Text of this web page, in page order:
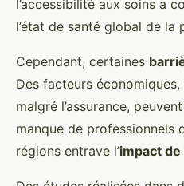
l’accessibilité aux soins a
l’état de santé global de la
Cependant, certaines
Des facteurs
malgré l’assurance,
manque de professionnels
régions entrave l’impact de